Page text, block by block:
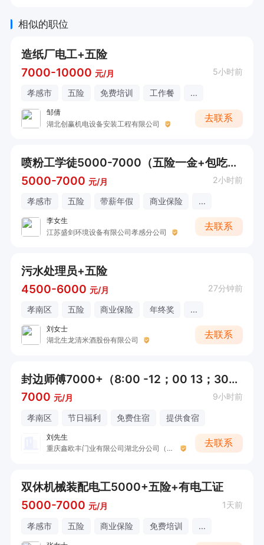
相似的职位
造纸厂电工+五险
7000-10000 元/月 5小时前
孝感市 五险 免费培训 工作餐 ...
邹倩
湖北创赢机电设备安装工程有限公司
去联系
喷粉工学徒5000-7000（五险一金+包吃住）
5000-7000 元/月 2小时前
孝感市 五险 带薪年假 商业保险 ...
李女生
江苏盛剑环境设备有限公司孝感分公司
去联系
污水处理员+五险
4500-6000 元/月 27分钟前
孝南区 五险 商业保险 年终奖 ...
刘女士
湖北生龙清米酒股份有限公司
去联系
封边师傅7000+（8:00 -12；00 13；30-17；30））
7000 元/月 9小时前
孝南区 节日福利 免费住宿 提供食宿
刘先生
重庆鑫欧丰门业有限公司湖北分公司（渝喜门业）
去联系
双休机械装配电工5000+五险+有电工证
5000-7000 元/月 1天前
孝感市 五险 商业保险 免费培训 ...